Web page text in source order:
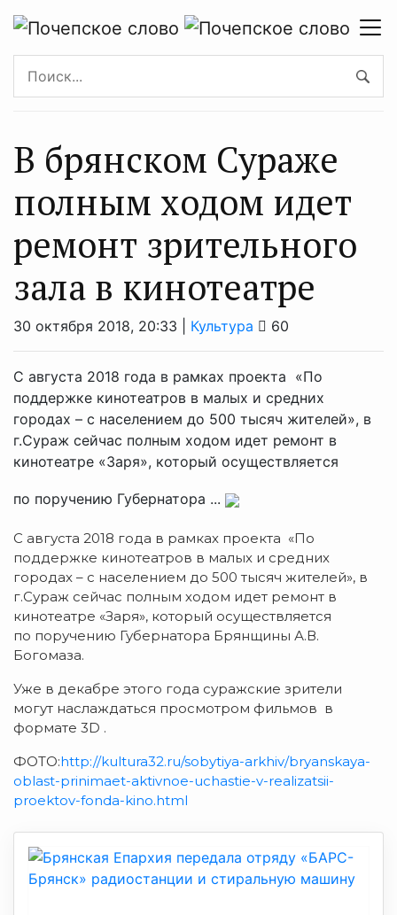
В брянском Сураже
полным ходом идет
ремонт зрительного
зала в кинотеатре
30 октября 2018, 20:33 | Культура 60
С августа 2018 года в рамках проекта «По
поддержке кинотеатров в малых и средних
городах – с населением до 500 тысяч жителей», в
г.Сураж сейчас полным ходом идет ремонт в
кинотеатре «Заря», который осуществляется
по поручению Губернатора ...
С августа 2018 года в рамках проекта «По
поддержке кинотеатров в малых и средних
городах – с населением до 500 тысяч жителей», в
г.Сураж сейчас полным ходом идет ремонт в
кинотеатре «Заря», который осуществляется
по поручению Губернатора Брянщины А.В.
Богомаза.
Уже в декабре этого года суражские зрители
могут наслаждаться просмотром фильмов в
формате 3D .
ФОТО:http://kultura32.ru/sobytiya-arkhiv/bryanskaya-
oblast-prinimaet-aktivnoe-uchastie-v-realizatsii-
proektov-fonda-kino.html